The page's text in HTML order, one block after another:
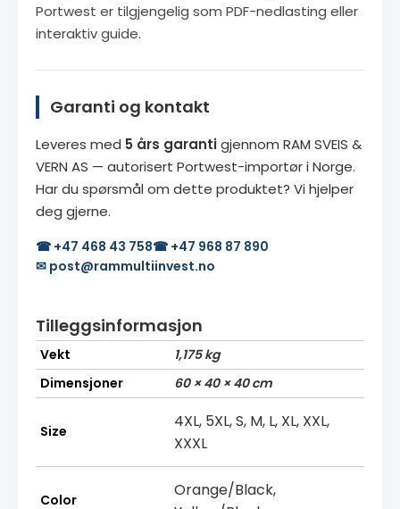
Portwest er tilgjengelig som PDF-nedlasting eller
interaktiv guide.
Garanti og kontakt
Leveres med 5 års garantigjennom RAM SVEIS &
VERN AS — autorisert Portwest-importør i Norge.
Har du spørsmål om dette produktet? Vi hjelper
deg gjerne.
☎ +47 468 43 758☎ +47 968 87 890
✉ post@rammultiinvest.no
Tilleggsinformasjon
Vekt
1,175 kg
Dimensjoner
60 × 40 × 40 cm
Size
4XL, 5XL, S, M, L, XL, XXL,
XXXL
Color
Orange/Black,